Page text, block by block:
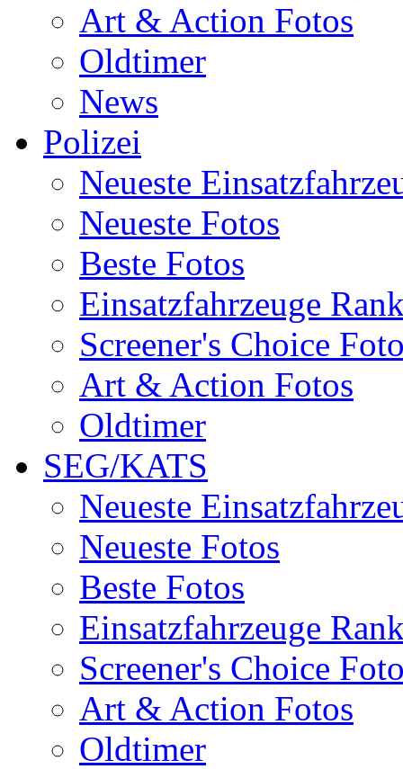
Art & Action Fotos
Oldtimer
News
Polizei
Neueste
Neueste Fotos
Beste Fotos
Einsatzfahrzeuge
Screener's Choice
Art & Action Fotos
Oldtimer
SEG/KATS
Neueste
Neueste Fotos
Beste Fotos
Einsatzfahrzeuge
Screener's Choice
Art & Action Fotos
Oldtimer